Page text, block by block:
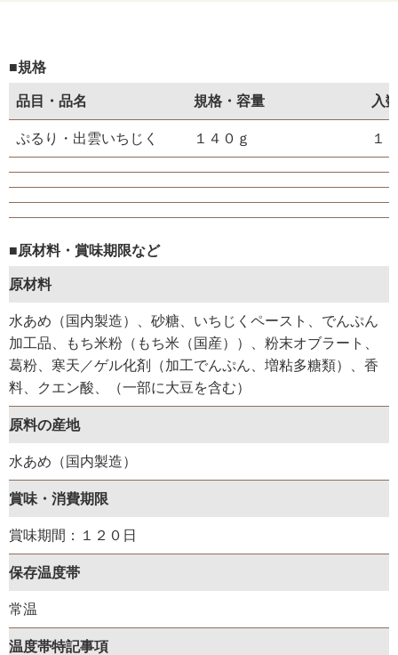
■規格
品目・品名 規格・容量 入
ぷるり・出雲いちじく １４０ｇ １
■原材料・賞味期限など
原材料
水あめ（国内製造）、砂糖、いちじくペースト、でんぷん
加工品、もち米粉（もち米（国産））、粉末オブラート、
葛粉、寒天／ゲル化剤（加工でんぷん、増粘多糖類）、香
料、クエン酸、（一部に大豆を含む）
原料の産地
水あめ（国内製造）
賞味・消費期限
賞味期間：１２０日
保存温度帯
常温
温度帯特記事項